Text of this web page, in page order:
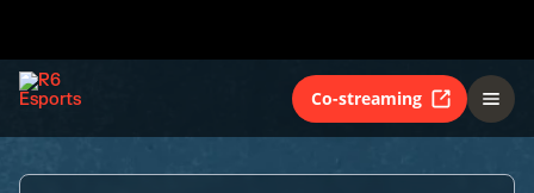
Co-streaming